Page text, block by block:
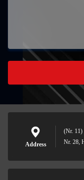
Address
(Nr. 11)
Nr. 28,